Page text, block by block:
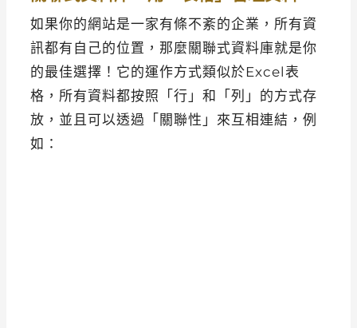
如果你的網站是一家有條不紊的企業，所有資
訊都有自己的位置，那麼關聯式資料庫就是你
的最佳選擇！它的運作方式類似於Excel表
格，所有資料都按照「行」和「列」的方式存
放，並且可以透過「關聯性」來互相連結，例
如：